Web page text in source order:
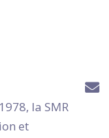
la SMR
et